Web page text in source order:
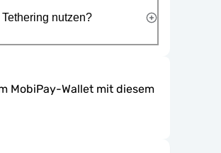
nutzen?
MobiPay-Wallet mit diesem